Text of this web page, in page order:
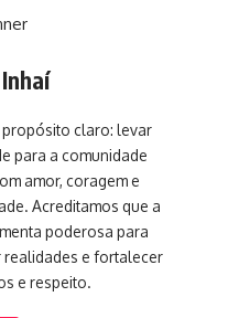
propósito claro: levar
para a comunidade
amor, coragem e
Acreditamos que a
poderosa para
e fortalecer
e respeito.